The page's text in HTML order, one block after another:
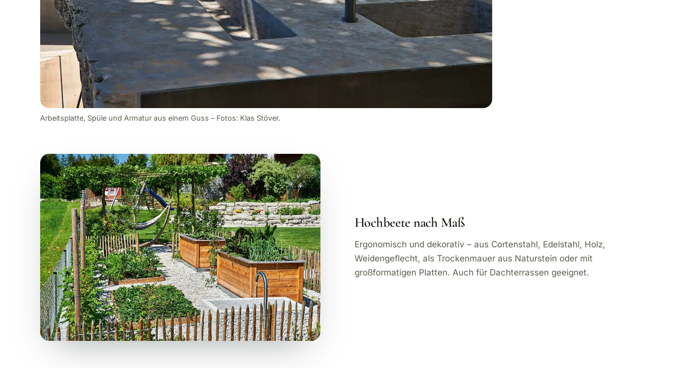
Arbeitsplatte, Spüle und Armatur aus einem Guss – Fotos: Klas Stöver.
Hochbeete nach Maß
Ergonomisch und dekorativ – aus Cortenstahl, Edelstahl, Holz,
Weidengeflecht, als Trockenmauer aus Naturstein oder mit
großformatigen Platten. Auch für Dachterrassen geeignet.